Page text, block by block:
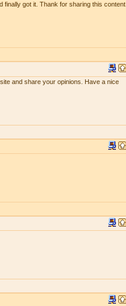
finally got it. Thank for sharing this content
and share your opinions. Have a nice